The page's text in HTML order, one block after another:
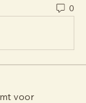
0
voor